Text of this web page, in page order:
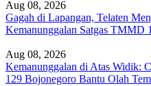
Aug 08, 2026
Gagah di Lapangan, Telaten
Kemanunggalan Satgas TMMD
Aug 08, 2026
Kemanunggalan di Atas Widik:
129 Bojonegoro Bantu Olah